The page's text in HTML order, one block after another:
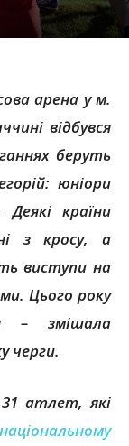
арена у м.
відбувся
беруть
юніори
країни
з кросу, а
виступи на
Цього року
– змішала
черги.
атлет, які
національному